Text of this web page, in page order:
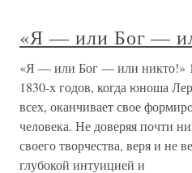
«Я — или Бог —
«Я — или Бог — или никто!»
1830-х годов, когда юноша
всех, оканчивает свое
человека. Не доверяя почти
своего творчества, веря и не
глубокой интуицией и